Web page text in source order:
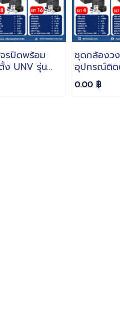
รปิดพร้อม
UNV รุ่น
DL
smart dual
ชุดกล้องว
อุปกรณ์ติด
UAC-
ตอนกลางคื
0.00 ฿